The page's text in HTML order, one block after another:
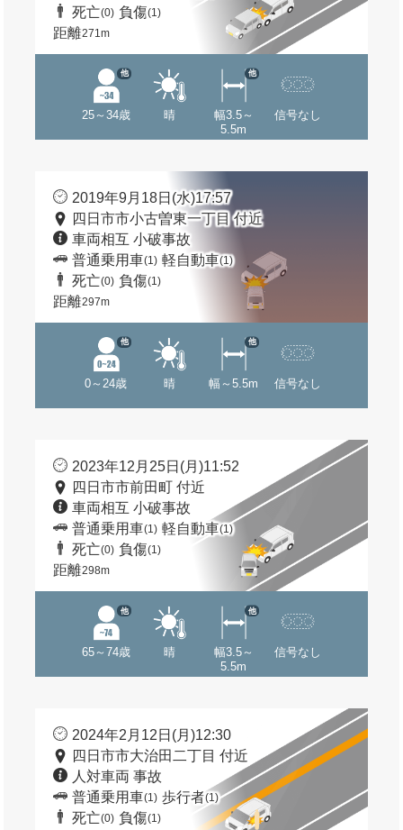
死亡(0) 負傷(1)
距離271m
25～34歳
他
晴
幅3.5～
5.5m
他
信号なし
2019年9月18日(水)17:57
四日市市小古曽東一丁目 付近
車両相互 小破事故
普通乗用車(1) 軽自動車(1)
死亡(0) 負傷(1)
距離297m
0～24歳
他
晴 幅～5.5m
他
信号なし
2023年12月25日(月)11:52
四日市市前田町 付近
車両相互 小破事故
普通乗用車(1) 軽自動車(1)
死亡(0) 負傷(1)
距離298m
65～74歳
他
晴
幅3.5～
5.5m
他
信号なし
2024年2月12日(月)12:30
四日市市大治田二丁目 付近
人対車両 事故
普通乗用車(1) 歩行者(1)
死亡(0) 負傷(1)